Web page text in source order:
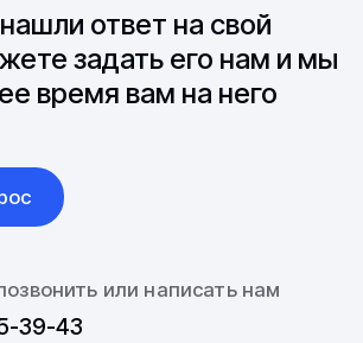
с документацией и
логистикой.
ответ на свой
задать его нам и мы
время вам на него
или написать нам
39-43